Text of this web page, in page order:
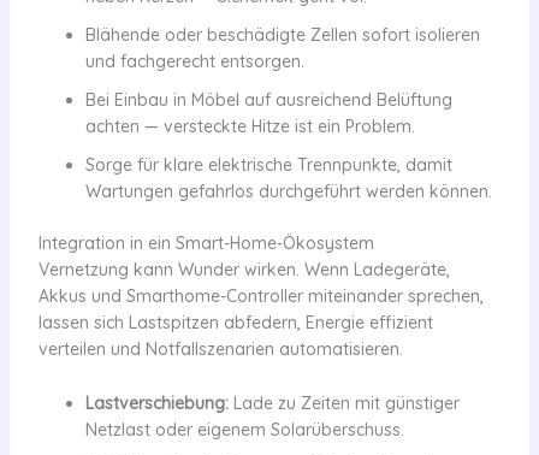
Blähende oder beschädigte Zellen sofort isolieren
und fachgerecht entsorgen.
Bei Einbau in Möbel auf ausreichend Belüftung
achten — versteckte Hitze ist ein Problem.
Sorge für klare elektrische Trennpunkte, damit
Wartungen gefahrlos durchgeführt werden können.
Integration in ein Smart-Home-Ökosystem
Vernetzung kann Wunder wirken. Wenn Ladegeräte,
Akkus und Smarthome-Controller miteinander sprechen,
lassen sich Lastspitzen abfedern, Energie effizient
verteilen und Notfallszenarien automatisieren.
Lastverschiebung:Lade zu Zeiten mit günstiger
Netzlast oder eigenem Solarüberschuss.